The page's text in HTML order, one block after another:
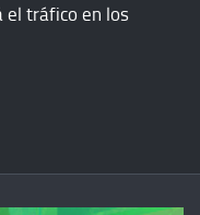
el tráfico en los